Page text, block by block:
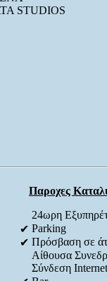
STUDIOS
Παροχες
24ωρη
✔ Parking
✔ Πρόσβαση σε
Αίθουσα
Σύνδεση Internet